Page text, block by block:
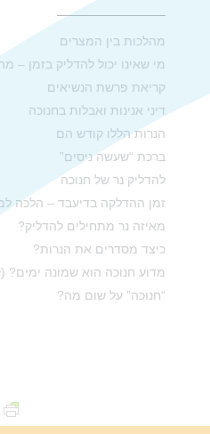
מהלכות בין המצרים
מי שאינו יכול להדליק בזמן –
קריאת פרשת הנשיאים
דיני אנינות ואבלות בחנוכה
הנרות הללו קודש הם
ברכת “שעשה ניסים”
להדליק נר של חנוכה
זמן ההדלקה בדיעבד – הלכה
מאיזה נר מתחילים להדליק?
כיצד מסדרים את הנרות?
מדוע חנוכה הוא שמונה ימים?
“חנוכה” על שום מה?